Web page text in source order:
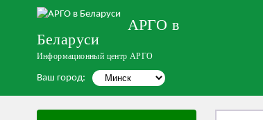
АРГО в
Беларуси
Информационный центр АРГО
Ваш город: